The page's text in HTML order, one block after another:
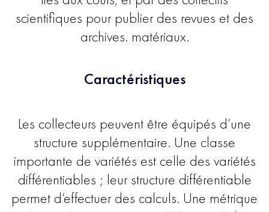
scientifiques pour publier des revues et des
archives. matériaux.
Caractéristiques
Les collecteurs peuvent être équipés d’une
structure supplémentaire. Une classe
importante de variétés est celle des variétés
différentiables ; leur structure différentiable
permet d’effectuer des calculs. Une métrique